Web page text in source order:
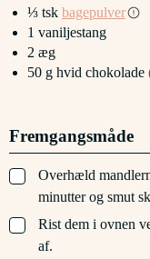
⅓ tsk bagepulver
1 vaniljestang
2 æg
50 g hvid chokolade
Fremgangsmåde
▢
Overhæld
minutter og smut
▢
Rist dem i ovnen
af.